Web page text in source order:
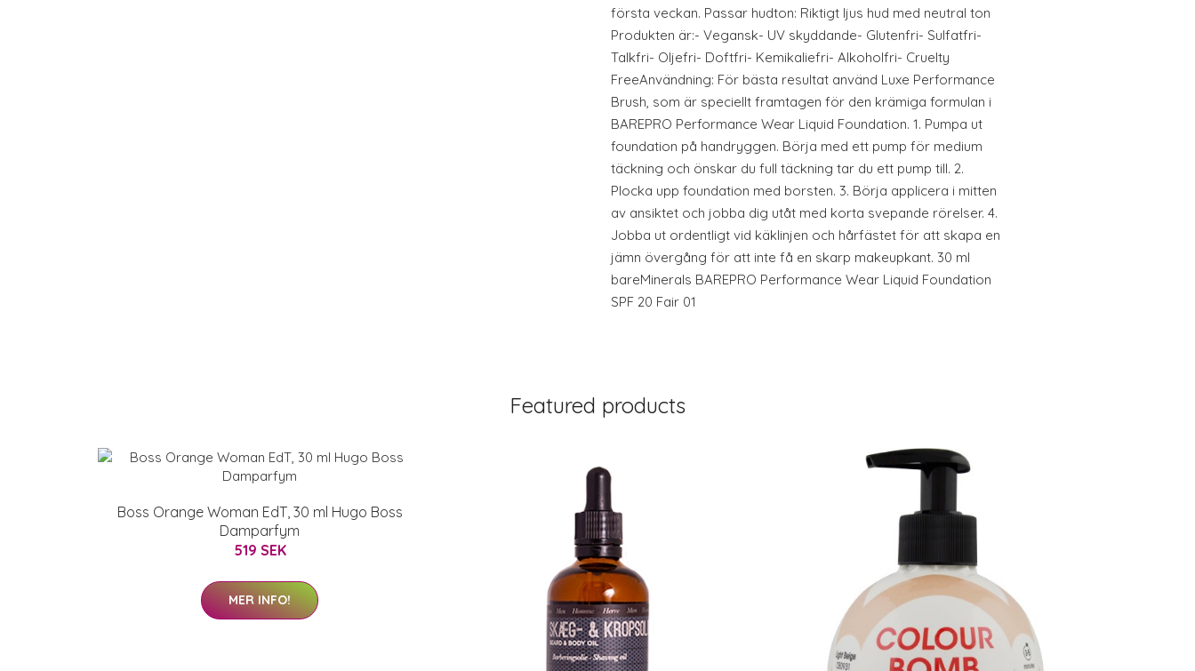
första veckan. Passar hudton: Riktigt ljus hud med neutral ton
Produkten är:- Vegansk- UV skyddande- Glutenfri- Sulfatfri-
Talkfri- Oljefri- Doftfri- Kemikaliefri- Alkoholfri- Cruelty
FreeAnvändning: För bästa resultat använd Luxe Performance
Brush, som är speciellt framtagen för den krämiga formulan i
BAREPRO Performance Wear Liquid Foundation. 1. Pumpa ut
foundation på handryggen. Börja med ett pump för medium
täckning och önskar du full täckning tar du ett pump till. 2.
Plocka upp foundation med borsten. 3. Börja applicera i mitten
av ansiktet och jobba dig utåt med korta svepande rörelser. 4.
Jobba ut ordentligt vid käklinjen och hårfästet för att skapa en
jämn övergång för att inte få en skarp makeupkant. 30 ml
bareMinerals BAREPRO Performance Wear Liquid Foundation
SPF 20 Fair 01
Featured products
Boss Orange Woman EdT, 30 ml Hugo Boss
Damparfym
519 SEK
MER INFO!